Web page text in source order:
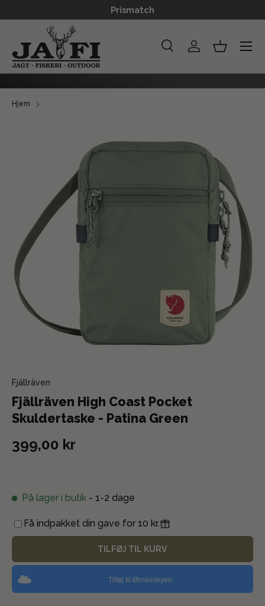
GÅ TIL INDHOLD
Prismatch
Søg Log indKurv
Menu
Hjem
Fjällräven
Fjällräven High Coast Pocket
Skuldertaske - Patina Green
399,00 kr
På lager i butik - 1-2 dage
Få indpakket din gave for 10 kr.
TILFØJ TIL KURV
Tilføj til Ønskeskyen